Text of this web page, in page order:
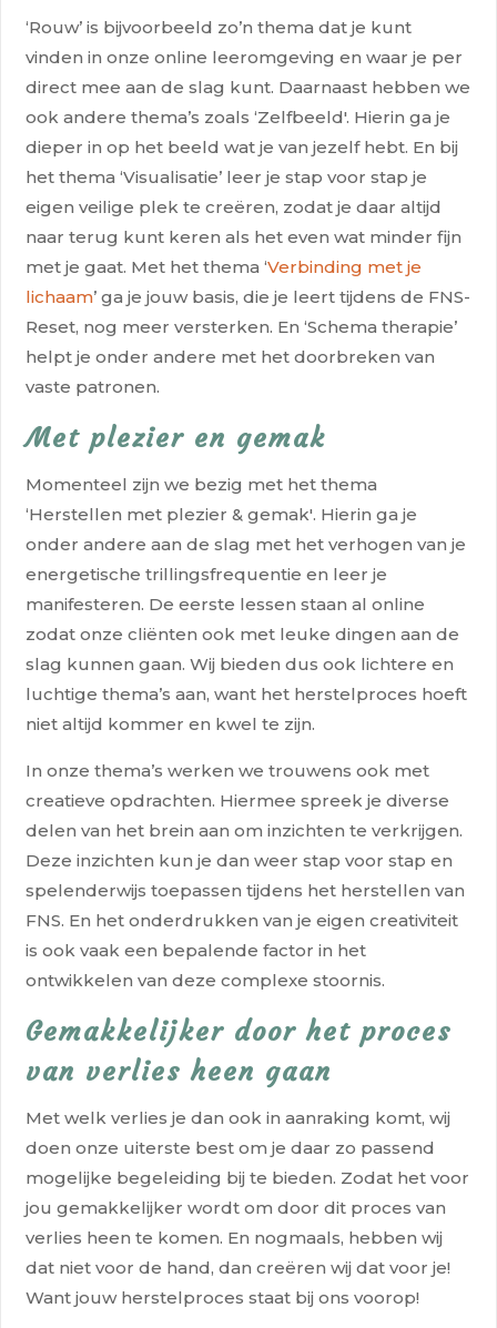
‘Rouw’ is bijvoorbeeld zo’n thema dat je kunt
vinden in onze online leeromgeving en waar je per
direct mee aan de slag kunt. Daarnaast hebben we
ook andere thema’s zoals ‘Zelfbeeld'. Hierin ga je
dieper in op het beeld wat je van jezelf hebt. En bij
het thema ‘Visualisatie’ leer je stap voor stap je
eigen veilige plek te creëren, zodat je daar altijd
naar terug kunt keren als het even wat minder fijn
met je gaat. Met het thema ‘Verbinding met je
lichaam’ ga je jouw basis, die je leert tijdens de FNS-
Reset, nog meer versterken. En ‘Schema therapie’
helpt je onder andere met het doorbreken van
vaste patronen.
Met plezier en gemak
Momenteel zijn we bezig met het thema
‘Herstellen met plezier & gemak'. Hierin ga je
onder andere aan de slag met het verhogen van je
energetische trillingsfrequentie en leer je
manifesteren. De eerste lessen staan al online
zodat onze cliënten ook met leuke dingen aan de
slag kunnen gaan. Wij bieden dus ook lichtere en
luchtige thema’s aan, want het herstelproces hoeft
niet altijd kommer en kwel te zijn.
In onze thema’s werken we trouwens ook met
creatieve opdrachten. Hiermee spreek je diverse
delen van het brein aan om inzichten te verkrijgen.
Deze inzichten kun je dan weer stap voor stap en
spelenderwijs toepassen tijdens het herstellen van
FNS. En het onderdrukken van je eigen creativiteit
is ook vaak een bepalende factor in het
ontwikkelen van deze complexe stoornis.
Gemakkelijker door het proces
van verlies heen gaan
Met welk verlies je dan ook in aanraking komt, wij
doen onze uiterste best om je daar zo passend
mogelijke begeleiding bij te bieden. Zodat het voor
jou gemakkelijker wordt om door dit proces van
verlies heen te komen. En nogmaals, hebben wij
dat niet voor de hand, dan creëren wij dat voor je!
Want jouw herstelproces staat bij ons voorop!